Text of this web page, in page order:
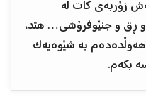
زۆربەی کات لە
ڕق و جنێوفرۆشی… هتد،
بە شێوەیەک
بکەم.